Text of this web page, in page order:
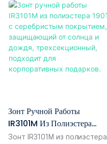
Куполом, Каркас Из
Стекловолокна.
Зонт Ручной Работы
IR3101M Из Полиэстера
190T С Серебристым
Зонт IR3101M из полиэстера